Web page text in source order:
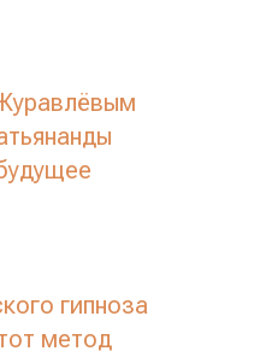
гипноза
метод